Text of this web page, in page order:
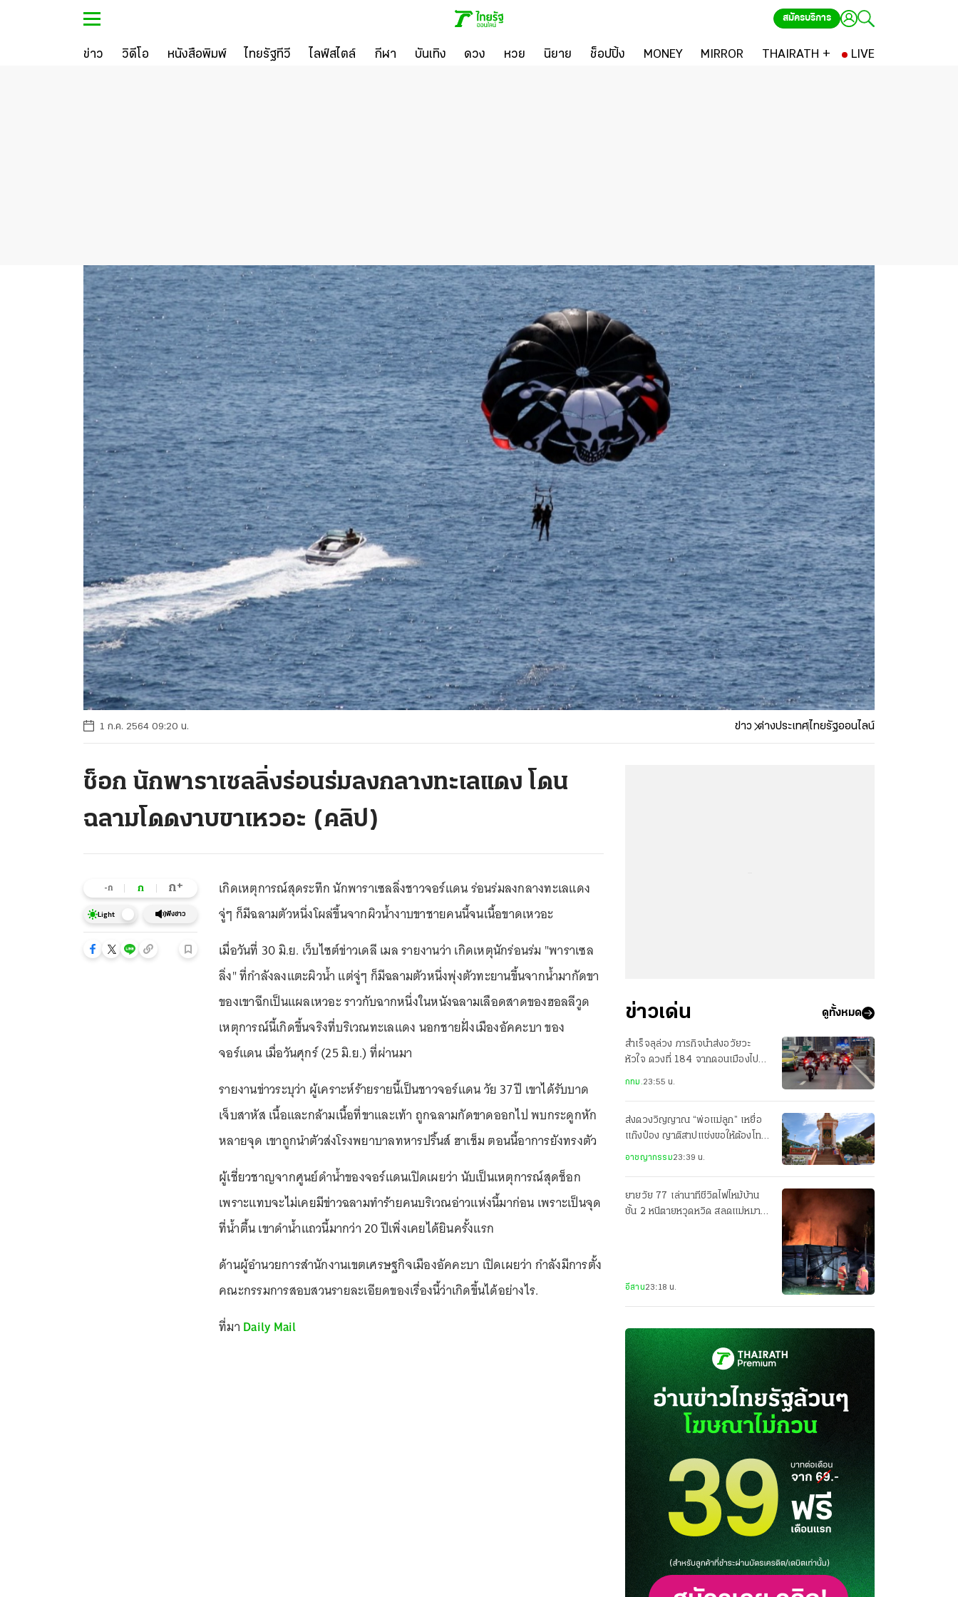
สมัครบริการ
ข่าว วิดีโอ หนังสือพิมพ์ ไทยรัฐทีวี ไลฟ์สไตล์ กีฬา บันเทิง ดวง หวย นิยาย ช็อปปิ้ง MONEY MIRROR THAIRATH + LIVE
1 ก.ค. 2564 09:20 น. ข่าว ต่างประเทศไทยรัฐออนไลน์
ช็อก นักพาราเซลลิ่งร่อนร่มลงกลางทะเลแดง โดน
ฉลามโดดงาบขาเหวอะ (คลิป)
-ก ก ก+
Light ฟังข่าว
เกิดเหตุการณ์สุดระทึก นักพาราเซลลิ่งชาวจอร์แดน ร่อนร่มลงกลางทะเลแดง
จู่ๆ ก็มีฉลามตัวหนึ่งโผล่ขึ้นจากผิวน้ำงาบขาชายคนนี้จนเนื้อขาดเหวอะ
เมื่อวันที่ 30 มิ.ย. เว็บไซต์ข่าวเดลี เมล รายงานว่า เกิดเหตุนักร่อนร่ม "พาราเซล
ลิ่ง" ที่กำลังลงแตะผิวน้ำ แต่จู่ๆ ก็มีฉลามตัวหนึ่งพุ่งตัวทะยานขึ้นจากน้ำมากัดขา
ของเขาฉีกเป็นแผลเหวอะ ราวกับฉากหนึ่งในหนังฉลามเลือดสาดของฮอลลีวูด
เหตุการณ์นี้เกิดขึ้นจริงที่บริเวณทะเลแดง นอกชายฝั่งเมืองอัคคะบา ของ
จอร์แดน เมื่อวันศุกร์ (25 มิ.ย.) ที่ผ่านมา
รายงานข่าวระบุว่า ผู้เคราะห์ร้ายรายนี้เป็นชาวจอร์แดน วัย 37 ปี เขาได้รับบาด
เจ็บสาหัส เนื้อและกล้ามเนื้อที่ขาและเท้า ถูกฉลามกัดขาดออกไป พบกระดูกหัก
หลายจุด เขาถูกนำตัวส่งโรงพยาบาลทหารปริ้นส์ ฮาเช็ม ตอนนี้อาการยังทรงตัว
ผู้เชี่ยวชาญจากศูนย์ดำน้ำของจอร์แดนเปิดเผยว่า นับเป็นเหตุการณ์สุดช็อก
เพราะแทบจะไม่เคยมีข่าวฉลามทำร้ายคนบริเวณอ่าวแห่งนี้มาก่อน เพราะเป็นจุด
ที่น้ำตื้น เขาดำน้ำแถวนี้มากว่า 20 ปีเพิ่งเคยได้ยินครั้งแรก
ด้านผู้อำนวยการสำนักงานเขตเศรษฐกิจเมืองอัคคะบา เปิดเผยว่า กำลังมีการตั้ง
คณะกรรมการสอบสวนรายละเอียดของเรื่องนี้ว่าเกิดขึ้นได้อย่างไร.
ที่มา Daily Mail
ข่าวเด่น ดูทั้งหมด
สำเร็จลุล่วง ภารกิจนำส่งอวัยวะ
หัวใจ ดวงที่ 184 จากดอนเมืองไป
กทม.23:55 น.
ส่งดวงวิญญาณ “พ่อแม่ลูก” เหยื่อ
แก๊งป๋อง ญาติสาปแช่งขอให้ต้องโทษ
อาชญากรรม23:39 น.
ยายวัย 77 เล่านาทีชีวิตไฟไหม้บ้าน
ชั้น 2 หนีตายหวุดหวิด สลดแม่หมา
อีสาน 23:18 น.